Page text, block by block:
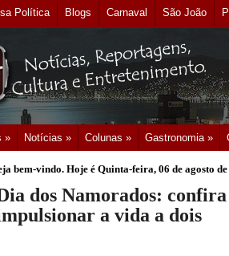
Política Blogs Carnaval São João
» Notícias » Colunas » Gastronomia »
bem-vindo. Hoje é Quinta-feira, 06 de agosto
dos Namorados:
a vida a dois